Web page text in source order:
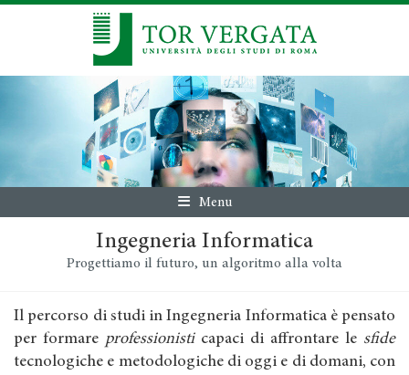
Menu
Ingegneria Informatica
Progettiamo il futuro, un algoritmo alla volta
Il percorso di studi in Ingegneria Informatica è pensato
per formare professionisticapaci di affrontare le sfide
tecnologiche e metodologiche di oggi e di domani, con